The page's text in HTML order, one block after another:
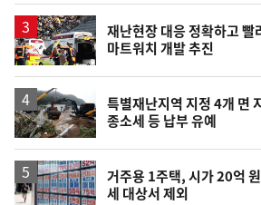
재난현장 대응 정확하고
마트워치 개발 추진
특별재난지역 지정 4개 면
종소세 등 납부 유예
거주용 1주택, 시가 20억
세 대상서 제외